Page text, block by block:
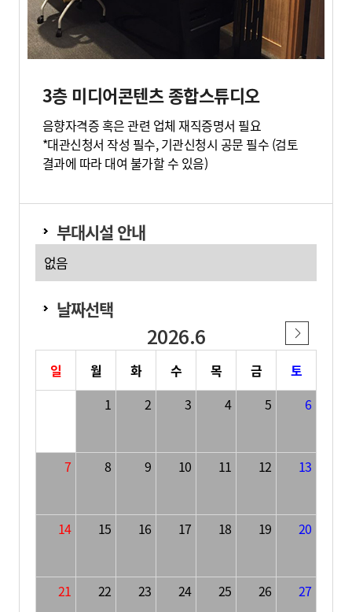
3층 미디어콘텐츠 종합스튜디오
음향자격증 혹은 관련 업체 재직증명서 필요
*대관신청서 작성 필수, 기관신청시 공문 필수 (검토
결과에 따라 대여 불가할 수 있음)
부대시설 안내
없음
날짜선택
2026.6
일 월 화 수 목 금
토
1
2 3 4 5 6
7 8 9 10 11 12 13
14 15 16 17 18 19 20
21 22 23 24 25 26 27